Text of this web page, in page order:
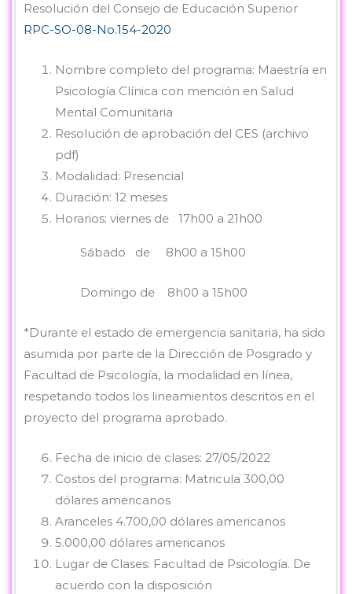
Resolución del Consejo de Educación Superior
RPC-SO-08-No.154-2020
Nombre completo del programa: Maestría en
Psicología Clínica con mención en Salud
Mental Comunitaria
Resolución de aprobación del CES (archivo
pdf)
Modalidad: Presencial
Duración: 12 meses
Horarios: viernes de 17h00 a 21h00
Sábado de 8h00 a 15h00
Domingo de 8h00 a 15h00
*Durante el estado de emergencia sanitaria, ha sido
asumida por parte de la Dirección de Posgrado y
Facultad de Psicología, la modalidad en línea,
respetando todos los lineamientos descritos en el
proyecto del programa aprobado.
Fecha de inicio de clases: 27/05/2022
Costos del programa: Matricula 300,00
dólares americanos
Aranceles 4.700,00 dólares americanos
5.000,00 dólares americanos
Lugar de Clases: Facultad de Psicología. De
acuerdo con la disposición